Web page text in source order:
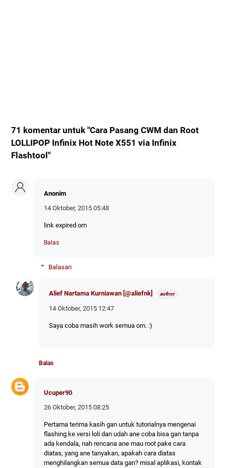
71 komentar untuk "Cara Pasang CWM dan Root
LOLLIPOP Infinix Hot Note X551 via Infinix
Flashtool"
Anonim
14 Oktober, 2015 05:48
link expired om
Balas
Balasan
Alief Nartama Kurniawan [@aliefnk]
14 Oktober, 2015 12:47
Saya coba masih work semua om. :)
Balas
Ucuper90
26 Oktober, 2015 08:25
Pertama terima kasih gan untuk tutorialnya mengenai
flashing ke versi loli dan udah ane coba bisa gan tanpa
ada kendala, nah rencana ane mau root pake cara
diatas, yang ane tanyakan, apakah cara diatas
menghilangkan semua data gan? misal aplikasi, kontak